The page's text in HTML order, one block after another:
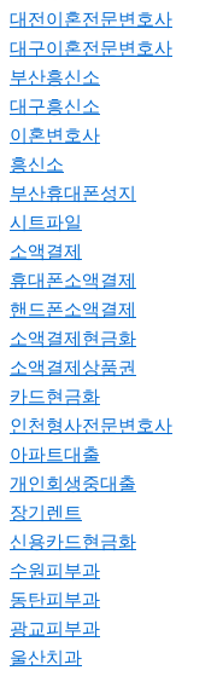
대전이혼전문변호사
대구이혼전문변호사
부산흥신소
대구흥신소
이혼변호사
흥신소
부산휴대폰성지
시트파일
소액결제
휴대폰소액결제
핸드폰소액결제
소액결제현금화
소액결제상품권
카드현금화
인천형사전문변호사
아파트대출
개인회생중대출
장기렌트
신용카드현금화
수원피부과
동탄피부과
광교피부과
울산치과